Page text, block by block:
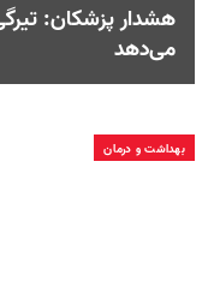
هشدار پزشکان:
می‌دهد
بهداشت و درمان